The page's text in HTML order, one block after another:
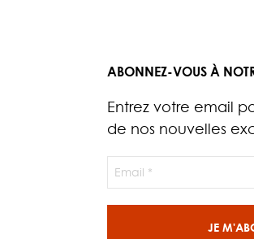
ABONNEZ-VOUS À
Entrez votre email
de nos nouvelles